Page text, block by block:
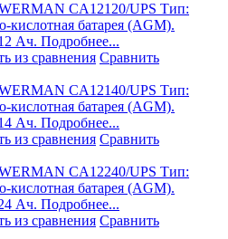
CA12120/UPS Тип:
кислотная батарея (AGM).
Ач. Подробнее...
из сравнения Сравнить
CA12140/UPS Тип:
кислотная батарея (AGM).
Ач. Подробнее...
из сравнения Сравнить
CA12240/UPS Тип:
кислотная батарея (AGM).
Ач. Подробнее...
из сравнения Сравнить